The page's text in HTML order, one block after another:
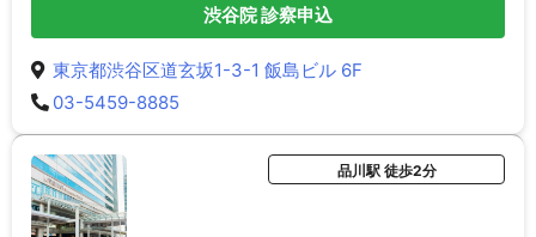
渋谷院 診察申込
東京都渋谷区道玄坂1-3-1 飯島ビル 6F
03-5459-8885
品川駅 徒歩2分